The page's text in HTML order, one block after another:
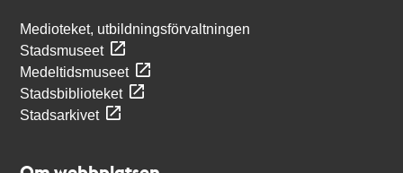
Medioteket, utbildningsförvaltningen
Stadsmuseet
Medeltidsmuseet
Stadsbiblioteket
Stadsarkivet